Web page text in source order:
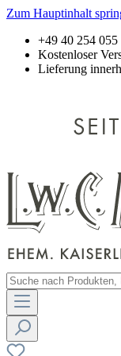
Zum Hauptinhalt
+49 40 254 055
Kostenloser
Lieferung